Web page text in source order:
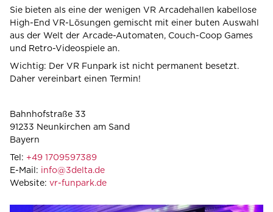
Sie bieten als eine der wenigen VR Arcadehallen kabellose
High-End VR-Lösungen gemischt mit einer buten Auswahl
aus der Welt der Arcade-Automaten, Couch-Coop Games
und Retro-Videospiele an.
Wichtig: Der VR Funpark ist nicht permanent besetzt.
Daher vereinbart einen Termin!
Bahnhofstraße 33
91233 Neunkirchen am Sand
Bayern
Tel: +49 1709597389
E-Mail: info@3delta.de
Website: vr-funpark.de